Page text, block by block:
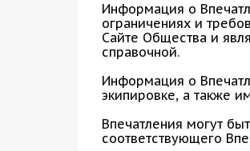
Информация о
ограничениях и
Сайте Общества и
справочной.
Информация о
экипировке, а также
Впечатления могут
соответствующего